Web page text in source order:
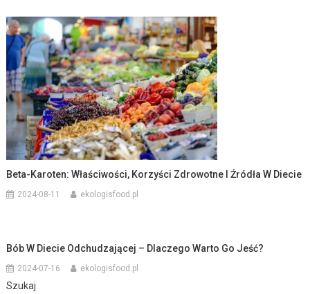
Beta-Karoten: Właściwości, Korzyści Zdrowotne I Źródła W Diecie
2024-08-11 ekologisfood.pl
Bób W Diecie Odchudzającej – Dlaczego Warto Go Jeść?
2024-07-16 ekologisfood.pl
Szukaj